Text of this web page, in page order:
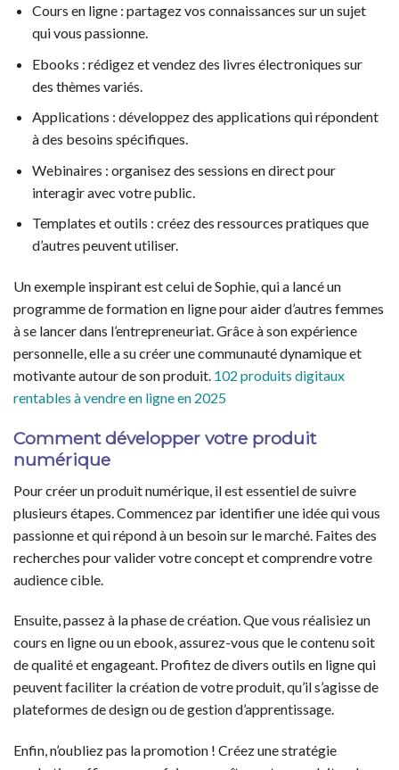
Cours en ligne : partagez vos connaissances sur un sujet
qui vous passionne.
Ebooks : rédigez et vendez des livres électroniques sur
des thèmes variés.
Applications : développez des applications qui répondent
à des besoins spécifiques.
Webinaires : organisez des sessions en direct pour
interagir avec votre public.
Templates et outils : créez des ressources pratiques que
d’autres peuvent utiliser.
Un exemple inspirant est celui de Sophie, qui a lancé un
programme de formation en ligne pour aider d’autres femmes
à se lancer dans l’entrepreneuriat. Grâce à son expérience
personnelle, elle a su créer une communauté dynamique et
motivante autour de son produit. 102 produits digitaux
rentables à vendre en ligne en 2025
Comment développer votre produit
numérique
Pour créer un produit numérique, il est essentiel de suivre
plusieurs étapes. Commencez par identifier une idée qui vous
passionne et qui répond à un besoin sur le marché. Faites des
recherches pour valider votre concept et comprendre votre
audience cible.
Ensuite, passez à la phase de création. Que vous réalisiez un
cours en ligne ou un ebook, assurez-vous que le contenu soit
de qualité et engageant. Profitez de divers outils en ligne qui
peuvent faciliter la création de votre produit, qu’il s’agisse de
plateformes de design ou de gestion d’apprentissage.
Enfin, n’oubliez pas la promotion ! Créez une stratégie